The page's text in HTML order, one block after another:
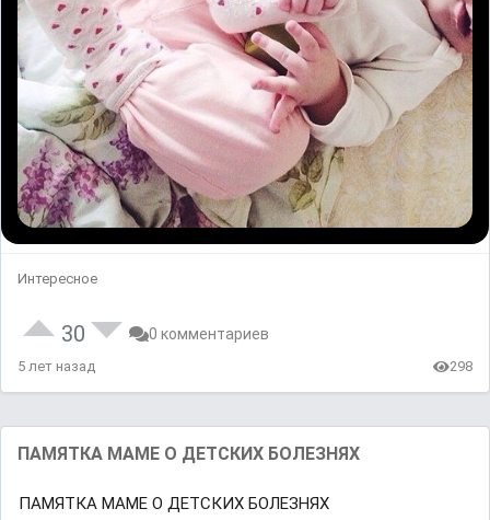
Интересное
30 0 комментариев
5 лет назад 298
ПАМЯТКА МАМЕ О ДЕТСКИХ БОЛЕЗНЯХ
ПАМЯТКА МАМЕ О ДЕТСКИХ БОЛЕЗНЯХ